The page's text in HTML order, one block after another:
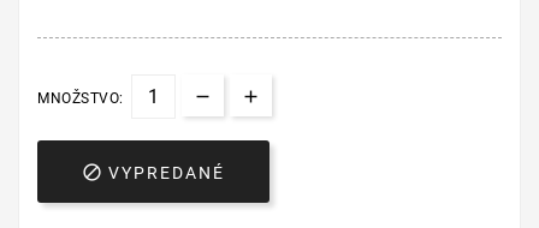
MNOŽSTVO:
 VYPREDANÉ